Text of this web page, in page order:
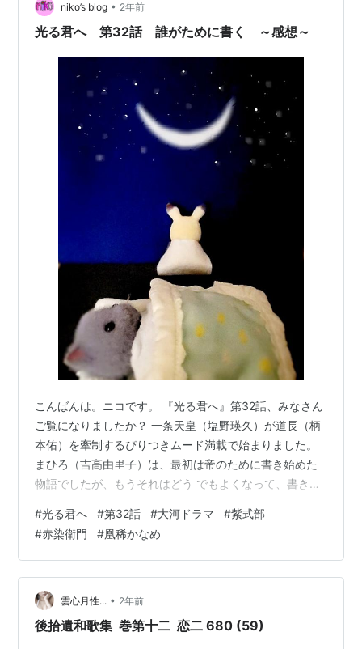
天気ですね。 こんにちは。私は中宮 彰子様にお仕えして
いる女房の赤染衛門…
niko’s blog • 2年前
光る君へ 第32話 誰がために書く ～感想～
こんばんは。ニコです。 『光る君へ』第32話、みなさん
ご覧になりましたか？ 一条天皇（塩野瑛久）が道長（柄
本佑）を牽制するぴりつきムード満載で始まりました。
まひろ（吉高由里子）は、最初は帝のために書き始めた
物語でしたが、もうそれはどう でもよくなって、書きた
りだな と思いました。帝に物語をお渡しした後も、手直
ししてましたもんね。好きなことって そうですよね。自
分が納得いくまで、とことんこだわりたい。 でも、まひ
ろが書いた物語が一条天皇のお気に召さなかった・・・
かに思われました が、一条天皇は続きを読みたくなった
そうな。一条天皇はその物語から、…
#光る君へ #第32話 #大河ドラマ #紫式部
#赤染衛門 #凰稀かなめ
雲心月性... • 2年前
後拾遺和歌集 巻第十二 恋二 680 (59)